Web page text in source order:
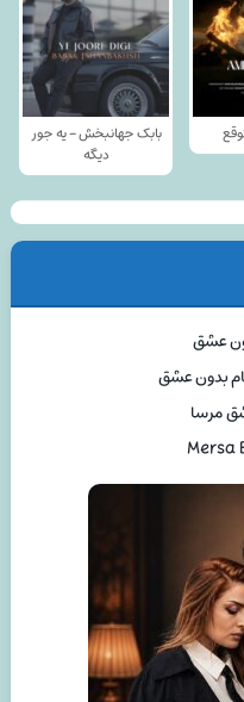
بابک جهانبخش - یه جور
دیگه
عشق
بدون عشق
مرسا
Mersa